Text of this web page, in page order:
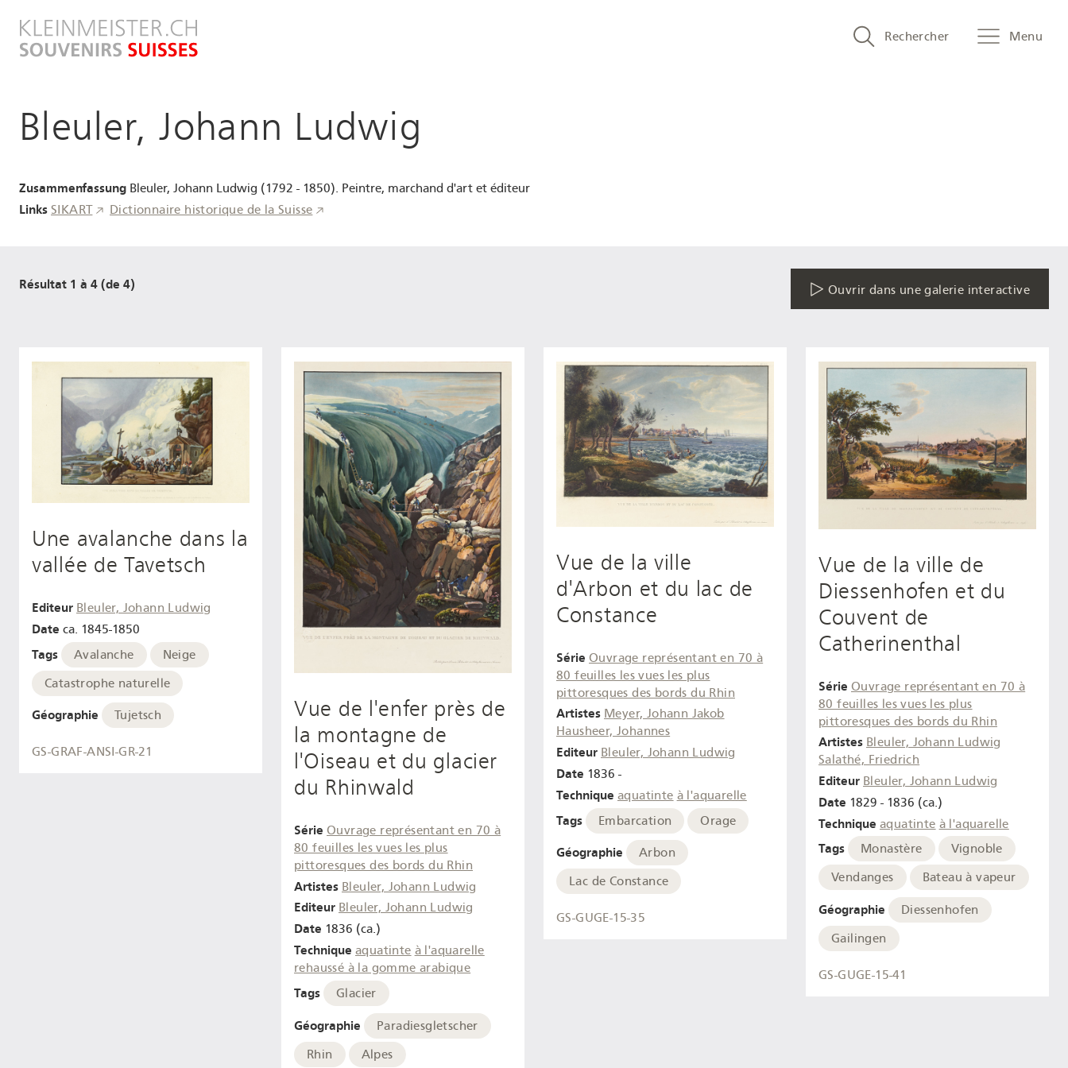
contenu
principal
SearchRechercher Menu
Bleuler, Johann Ludwig
Zusammenfassung Bleuler, Johann Ludwig (1792 - 1850). Peintre, marchand d'art et éditeur
Links SIKART Dictionnaire historique de la Suisse
Résultat 1 à 4 (de 4) Ouvrir dans une galerie interactive
Une avalanche dans la
vallée de Tavetsch
Editeur Bleuler, Johann Ludwig
Date ca. 1845-1850
Tags Avalanche
Neige
Catastrophe naturelle
Géographie Tujetsch
GS-GRAF-ANSI-GR-21
Vue de l'enfer près de
la montagne de
l'Oiseau et du glacier
du Rhinwald
Série Ouvrage représentant en 70 à
80 feuilles les vues les plus
pittoresques des bords du Rhin
Artistes Bleuler, Johann Ludwig
Editeur Bleuler, Johann Ludwig
Date 1836 (ca.)
Technique aquatinte à l'aquarelle
rehaussé à la gomme arabique
Tags Glacier
Géographie
Paradiesgletscher
Rhin
Alpes
Vue de la ville
d'Arbon et du lac de
Constance
Série Ouvrage représentant en 70 à
80 feuilles les vues les plus
pittoresques des bords du Rhin
Artistes Meyer, Johann Jakob
Hausheer, Johannes
Editeur Bleuler, Johann Ludwig
Date 1836 -
Technique aquatinte à l'aquarelle
Tags Embarcation Orage
Géographie
Arbon
Lac de Constance
GS-GUGE-15-35
Vue de la ville de
Diessenhofen et du
Couvent de
Catherinenthal
Série Ouvrage représentant en 70 à
80 feuilles les vues les plus
pittoresques des bords du Rhin
Artistes Bleuler, Johann Ludwig
Salathé, Friedrich
Editeur Bleuler, Johann Ludwig
Date 1829 - 1836 (ca.)
Technique aquatinte à l'aquarelle
Tags Monastère
Vignoble
Vendanges
Bateau à vapeur
Géographie
Diessenhofen
Gailingen
GS-GUGE-15-41